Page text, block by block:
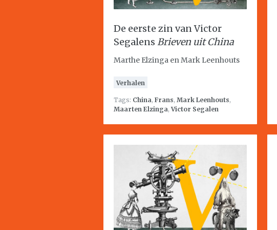
De eerste zin van Victor
Segalens Brieven uit China
Marthe Elzinga en Mark Leenhouts
Verhalen
Tags: China, Frans, Mark Leenhouts,
Maarten Elzinga,Victor Segalen